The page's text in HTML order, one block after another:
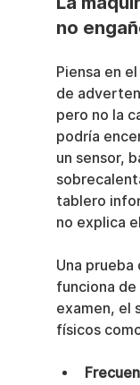
no
Piensa en
de
pero no la
podría
un sensor,
tablero
no explica
Una
funciona de
examen, el
físicos